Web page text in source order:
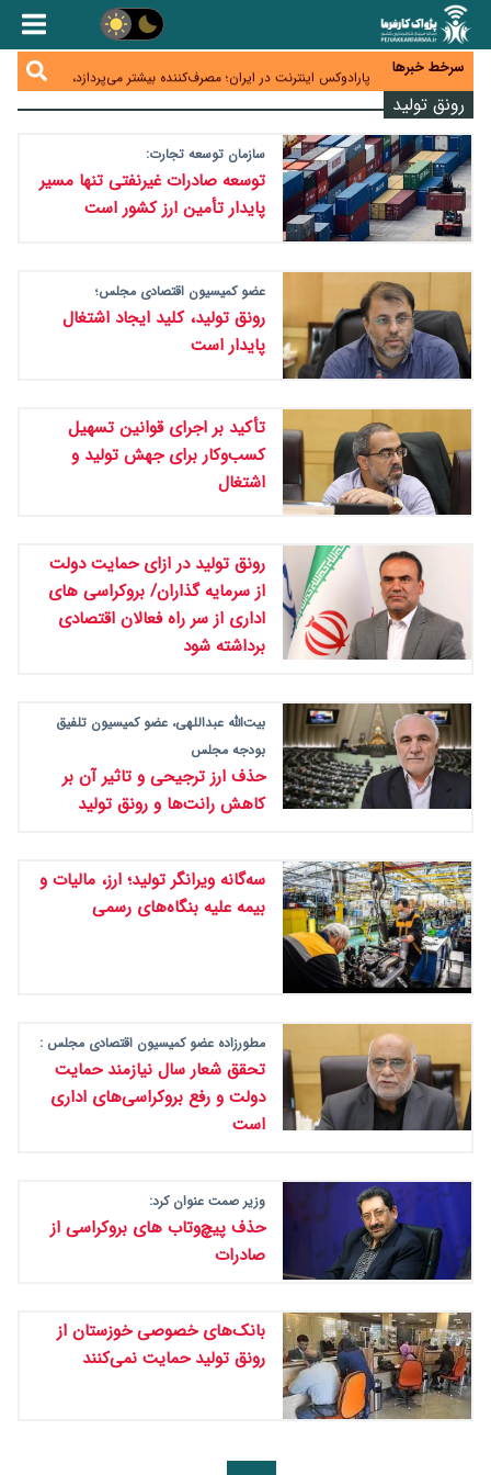
سرخط خبرها
زائران اربعین نگران ارز باقی‌مانده نباشند؛ خرید دینار در
جنگ کریدورها وارد فاز جدید شد؛ سرمایه‌گذاری ۳۴۵
پارادوکس اینترنت در ایران؛ مصرف‌کننده بیشتر می‌پردازد،
شبکه کمتر توسعه می‌یابد
تأمین سرمایه در گردش بدون خلق نقدینگی؛ نقش
معمای تأمین ۸۰ همت معوقات بازنشستگان؛ بانک رفاه
وارد میدان شد
رونق تولید
سازمان توسعه تجارت:
توسعه صادرات غیرنفتی تنها مسیر
پایدار تأمین ارز کشور است
عضو کمیسیون اقتصادی مجلس؛
رونق تولید، کلید ایجاد اشتغال
پایدار است
تأکید بر اجرای قوانین تسهیل
کسب‌وکار برای جهش تولید و
اشتغال
رونق تولید در ازای حمایت دولت
از سرمایه گذاران/ بروکراسی های
اداری از سر راه فعالان اقتصادی
برداشته شود
بیت‌الله عبداللهی، عضو کمیسیون تلفیق
بودجه مجلس
حذف ارز ترجیحی و تاثیر آن بر
کاهش رانت‌ها و رونق تولید
سه‌گانه ویرانگر تولید؛ ارز، مالیات و
بیمه علیه بنگاه‌های رسمی
مطورزاده عضو کمیسیون اقتصادی مجلس :
تحقق شعار سال نیازمند حمایت
دولت و رفع بروکراسی‌های اداری
است
وزیر صمت عنوان کرد:
حذف پیچ‌وتاب های بروکراسی از
صادرات
بانک‌های خصوصی خوزستان از
رونق تولید حمایت نمی‌کنند